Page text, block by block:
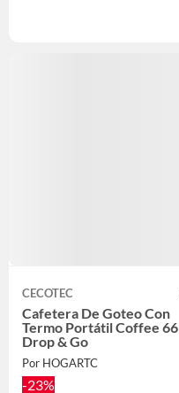
CECOTEC
Cafetera De Goteo Con
Termo Portátil Coffee 66
Drop & Go
Por HOGARTC
-23%